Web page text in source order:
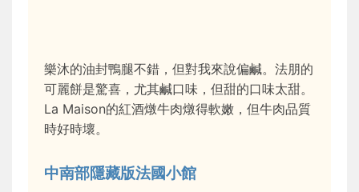
樂沐的油封鴨腿不錯，但對我來說偏鹹。法朋的
可麗餅是驚喜，尤其鹹口味，但甜的口味太甜。
La Maison的紅酒燉牛肉燉得軟嫩，但牛肉品質
時好時壞。
中南部隱藏版法國小館